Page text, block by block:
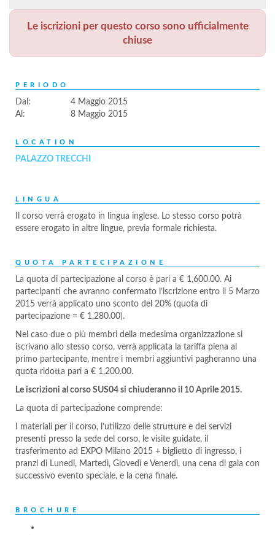
Le iscrizioni per questo corso sono ufficialmente
chiuse
PERIODO
Dal:
4 Maggio 2015
Al:
8 Maggio 2015
LOCATION
PALAZZO TRECCHI
LINGUA
Il corso verrà erogato in lingua inglese. Lo stesso corso potrà
essere erogato in altre lingue, previa formale richiesta.
QUOTA PARTECIPAZIONE
La quota di partecipazione al corso è pari a € 1,600.00. Ai
partecipanti che avranno confermato l’iscrizione entro il 5 Marzo
2015 verrà applicato uno sconto del 20% (quota di
partecipazione = € 1,280.00).
Nel caso due o più membri della medesima organizzazione si
iscrivano allo stesso corso, verrà applicata la tariffa piena al
primo partecipante, mentre i membri aggiuntivi pagheranno una
quota ridotta pari a € 1,200.00.
Le iscrizioni al corso SUS04 si chiuderanno il 10 Aprile 2015.
La quota di partecipazione comprende:
I materiali per il corso, l’utilizzo delle strutture e dei servizi
presenti presso la sede del corso, le visite guidate, il
trasferimento ad EXPO Milano 2015 + biglietto di ingresso, i
pranzi di Lunedi, Martedì, Giovedì e Venerdì, una cena di gala con
successivo evento speciale, e la cena finale.
BROCHURE